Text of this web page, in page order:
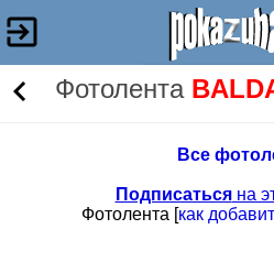
Фотолента
Все
Подписатьсяна
Фотолента [как